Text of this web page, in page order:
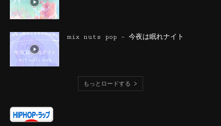
mix nuts pop – 今夜は眠れナイト
もっとロードする